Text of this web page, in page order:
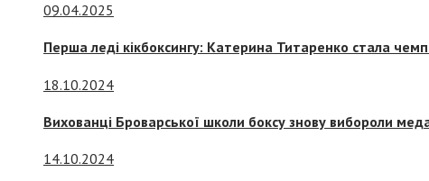
09.04.2025
Перша леді кікбоксингу: Катерина Титаренко стала
18.10.2024
Вихованці Броварської школи боксу знову вибороли
14.10.2024